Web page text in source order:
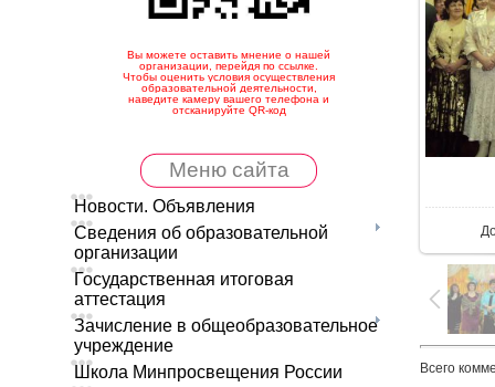
Вы можете оставить мнение о нашей
организации, перейдя по ссылке.
Чтобы оценить условия осуществления
образовательной деятельности,
наведите камеру вашего телефона и
отсканируйте QR-код
Меню сайта
Новости. Объявления
Сведения об образовательной
организации
Государственная итоговая
аттестация
Зачисление в общеобразовательное
учреждение
Школа Минпросвещения России
Всего